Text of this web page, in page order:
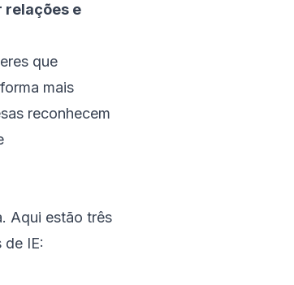
e
que
mais
reconhecem
Aqui estão três
IE: